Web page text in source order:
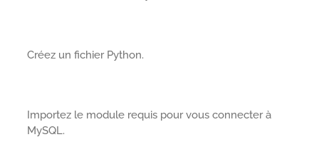
Créez un fichier Python.
Importez le module requis pour vous connecter à
MySQL.